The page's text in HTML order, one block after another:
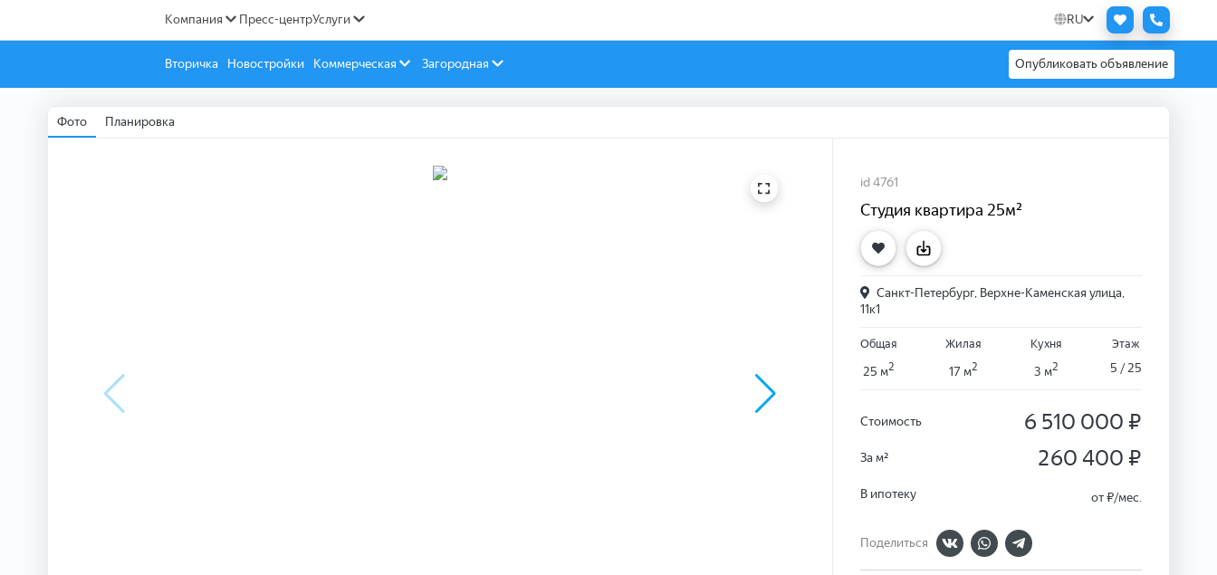
Компания Пресс-центрУслуги RU
Вторичка Новостройки Коммерческая Загородная Опубликовать объявление
Фото Планировка
id 4761
Студия квартира 25м²
Санкт-Петербург, Верхне-Каменская улица,
11к1
Общая
25 м2
Жилая
17 м2
Кухня
3 м2
Этаж
5 / 25
Стоимость 6 510 000 ₽
За м² 260 400 ₽
В ипотеку от₽/мес.
Поделиться